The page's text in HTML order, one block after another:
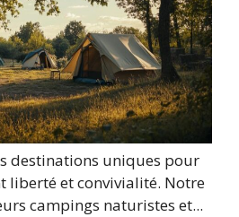
destinations uniques pour
liberté et convivialité. Notre
campings naturistes et...